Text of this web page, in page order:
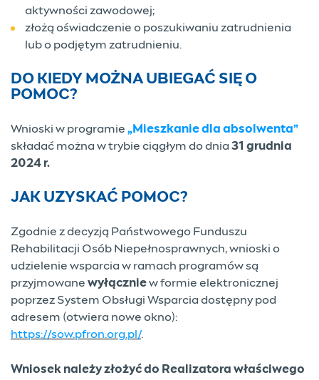
aktywności zawodowej;
złożą oświadczenie o poszukiwaniu zatrudnienia
lub o podjętym zatrudnieniu.
DO KIEDY MOŻNA UBIEGAĆ SIĘ O
POMOC?
Wnioski w programie „Mieszkanie dla absolwenta”
składać można w trybie ciągłym do dnia 31 grudnia
2024 r.
JAK UZYSKAĆ POMOC?
Zgodnie z decyzją Państwowego Funduszu
Rehabilitacji Osób Niepełnosprawnych, wnioski o
udzielenie wsparcia w ramach programów są
przyjmowane wyłączniew formie elektronicznej
poprzez System Obsługi Wsparcia dostępny pod
adresem (otwiera nowe okno):
https://sow.pfron.org.pl/.
Wniosek należy złożyć do Realizatora właściwego